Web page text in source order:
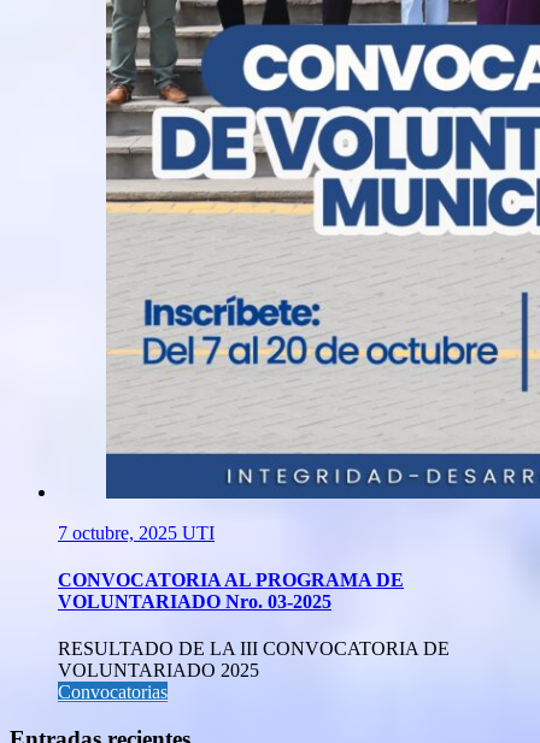
7 octubre, 2025 UTI
CONVOCATORIA AL PROGRAMA DE
VOLUNTARIADO Nro. 03-2025
RESULTADO DE LA III CONVOCATORIA DE
VOLUNTARIADO 2025
Convocatorias